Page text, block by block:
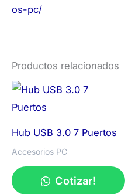
os-pc/
Productos relacionados
Hub USB 3.0 7 Puertos
Accesorios PC
Cotizar!